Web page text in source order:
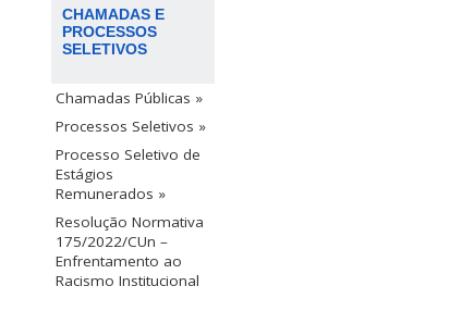
CHAMADAS E
PROCESSOS
SELETIVOS
Chamadas Públicas »
Processos Seletivos »
Processo Seletivo de
Estágios
Remunerados »
Resolução Normativa
175/2022/CUn –
Enfrentamento ao
Racismo Institucional